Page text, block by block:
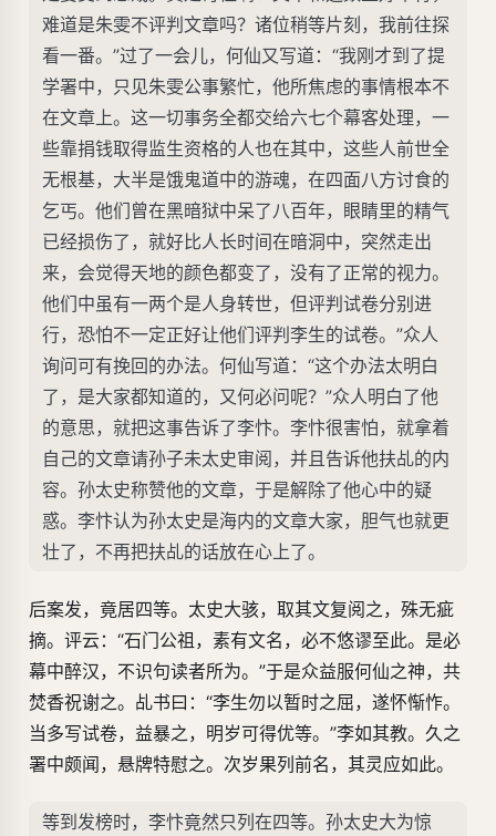
难道是朱雯不评判文章吗？诸位稍等片刻，我前往探
看一番。”过了一会儿，何仙又写道：“我刚才到了提
学署中，只见朱雯公事繁忙，他所焦虑的事情根本不
在文章上。这一切事务全都交给六七个幕客处理，一
些靠捐钱取得监生资格的人也在其中，这些人前世全
无根基，大半是饿鬼道中的游魂，在四面八方讨食的
乞丐。他们曾在黑暗狱中呆了八百年，眼睛里的精气
已经损伤了，就好比人长时间在暗洞中，突然走出
来，会觉得天地的颜色都变了，没有了正常的视力。
他们中虽有一两个是人身转世，但评判试卷分别进
行，恐怕不一定正好让他们评判李生的试卷。”众人
询问可有挽回的办法。何仙写道：“这个办法太明白
了，是大家都知道的，又何必问呢？”众人明白了他
的意思，就把这事告诉了李忭。李忭很害怕，就拿着
自己的文章请孙子未太史审阅，并且告诉他扶乩的内
容。孙太史称赞他的文章，于是解除了他心中的疑
惑。李忭认为孙太史是海内的文章大家，胆气也就更
壮了，不再把扶乩的话放在心上了。
后案发，竟居四等。太史大骇，取其文复阅之，殊无疵
摘。评云：“石门公祖，素有文名，必不悠谬至此。是必
幕中醉汉，不识句读者所为。”于是众益服何仙之神，共
焚香祝谢之。乩书曰：“李生勿以暂时之屈，遂怀惭怍。
当多写试卷，益暴之，明岁可得优等。”李如其教。久之
署中颇闻，悬牌特慰之。次岁果列前名，其灵应如此。
等到发榜时，李忭竟然只列在四等。孙太史大为惊